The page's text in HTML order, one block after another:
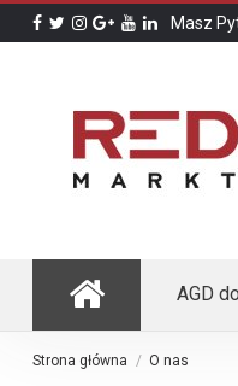
Masz
AGD
Strona główna O nas